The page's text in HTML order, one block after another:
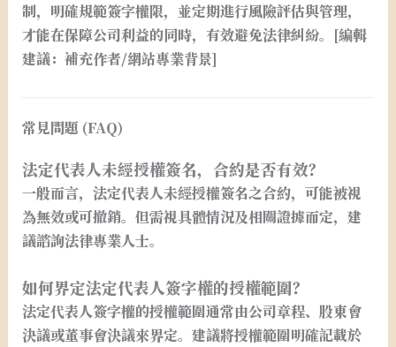
制，明確規範簽字權限，並定期進行風險評估與管理，
才能在保障公司利益的同時，有效避免法律糾紛。[編輯
建議：補充作者/網站專業背景]
常見問題 (FAQ)
法定代表人未經授權簽名，合約是否有效？
一般而言，法定代表人未經授權簽名之合約，可能被視
為無效或可撤銷。但需視具體情況及相關證據而定，建
議諮詢法律專業人士。
如何界定法定代表人簽字權的授權範圍？
法定代表人簽字權的授權範圍通常由公司章程、股東會
決議或董事會決議來界定。建議將授權範圍明確記載於